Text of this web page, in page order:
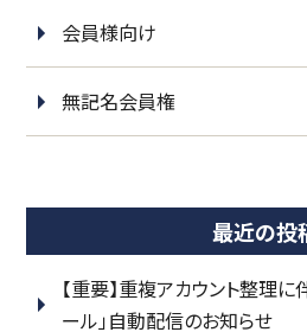
会員様向け
無記名会員権
最近の投
【重要】重複アカウント整理
ール」自動配信のお知らせ